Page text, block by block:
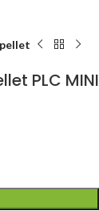
PLC MINI